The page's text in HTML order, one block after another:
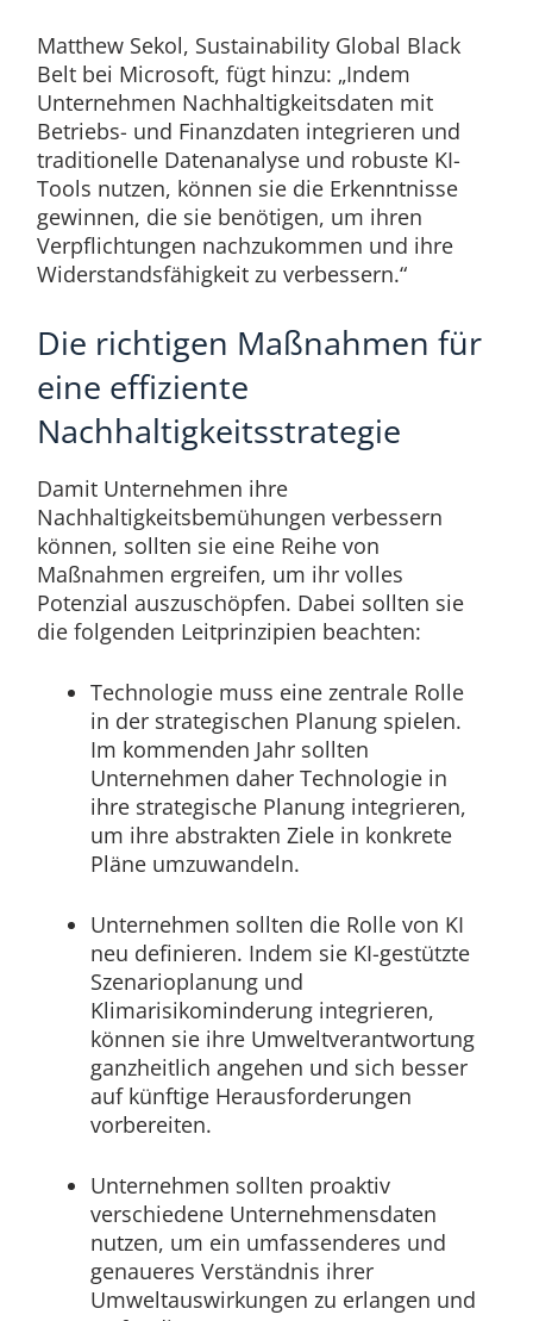
Matthew Sekol, Sustainability Global Black
Belt bei Microsoft, fügt hinzu: „Indem
Unternehmen Nachhaltigkeitsdaten mit
Betriebs- und Finanzdaten integrieren und
traditionelle Datenanalyse und robuste KI-
Tools nutzen, können sie die Erkenntnisse
gewinnen, die sie benötigen, um ihren
Verpflichtungen nachzukommen und ihre
Widerstandsfähigkeit zu verbessern.“
Die richtigen Maßnahmen für
eine effiziente
Nachhaltigkeitsstrategie
Damit Unternehmen ihre
Nachhaltigkeitsbemühungen verbessern
können, sollten sie eine Reihe von
Maßnahmen ergreifen, um ihr volles
Potenzial auszuschöpfen. Dabei sollten sie
die folgenden Leitprinzipien beachten:
Technologie muss eine zentrale Rolle
in der strategischen Planung spielen.
Im kommenden Jahr sollten
Unternehmen daher Technologie in
ihre strategische Planung integrieren,
um ihre abstrakten Ziele in konkrete
Pläne umzuwandeln.
Unternehmen sollten die Rolle von KI
neu definieren. Indem sie KI-gestützte
Szenarioplanung und
Klimarisikominderung integrieren,
können sie ihre Umweltverantwortung
ganzheitlich angehen und sich besser
auf künftige Herausforderungen
vorbereiten.
Unternehmen sollten proaktiv
verschiedene Unternehmensdaten
nutzen, um ein umfassenderes und
genaueres Verständnis ihrer
Umweltauswirkungen zu erlangen und